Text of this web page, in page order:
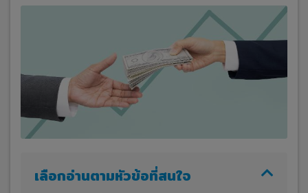
เลือกอ่านตามหัวข้อที่สนใจ